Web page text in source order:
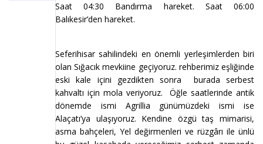
Saat 04:30 Bandırma hareket. Saat 06:00
Balıkesir’den hareket.
Seferihisar sahilindeki en önemli yerleşimlerden biri
olan Sığacık mevkiine geçiyoruz. rehberimiz eşliğinde
eski kale içini gezdikten sonra burada serbest
kahvaltı için mola veriyoruz. Öğle saatlerinde antik
dönemde ismi Agrillia günümüzdeki ismi ise
Alaçatı’ya ulaşıyoruz. Kendine özgü taş mimarisi,
asma bahçeleri, Yel değirmenleri ve rüzgârı ile ünlü